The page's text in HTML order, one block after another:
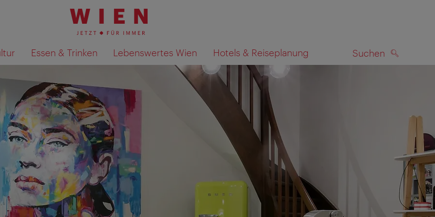
Essen & Trinken Lebenswertes Wien Hotels & Reiseplanung Suchen
Suchergebnisse auf Karte anzeigen SUCHEN